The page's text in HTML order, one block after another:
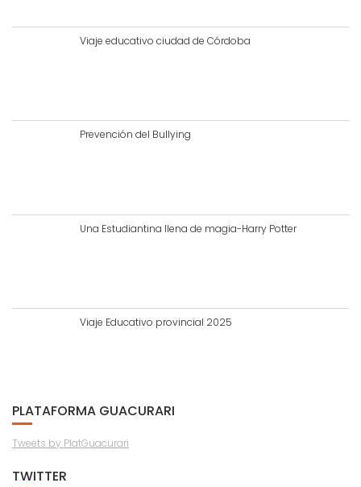
Viaje educativo ciudad de Córdoba
Prevención del Bullying
Una Estudiantina llena de magia-Harry Potter
Viaje Educativo provincial 2025
PLATAFORMA GUACURARI
Tweets by PlatGuacurari
TWITTER